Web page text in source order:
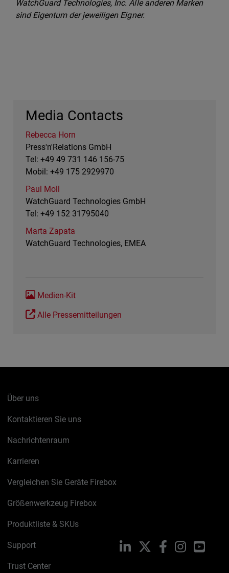
WatchGuard Technologies, Inc. Alle anderen Marken
sind Eigentum der jeweiligen Eigner.
Media Contacts
Rebecca Horn
Press'n'Relations GmbH
Tel: +49 49 731 146 156-75
Mobil: +49 175 2929970
Paul Moll
WatchGuard Technologies GmbH
Tel: +49 152 31795040
Marta Zapata
WatchGuard Technologies, EMEA
Medien-Kit
Alle Pressemitteilungen
Über uns
Kontaktieren Sie uns
Nachrichtenraum
Karrieren
Vergleichen Sie Geräte Firebox
Größenwerkzeug Firebox
Produktliste & SKUs
Support
Trust Center
LinkedIn FacebookInstagram